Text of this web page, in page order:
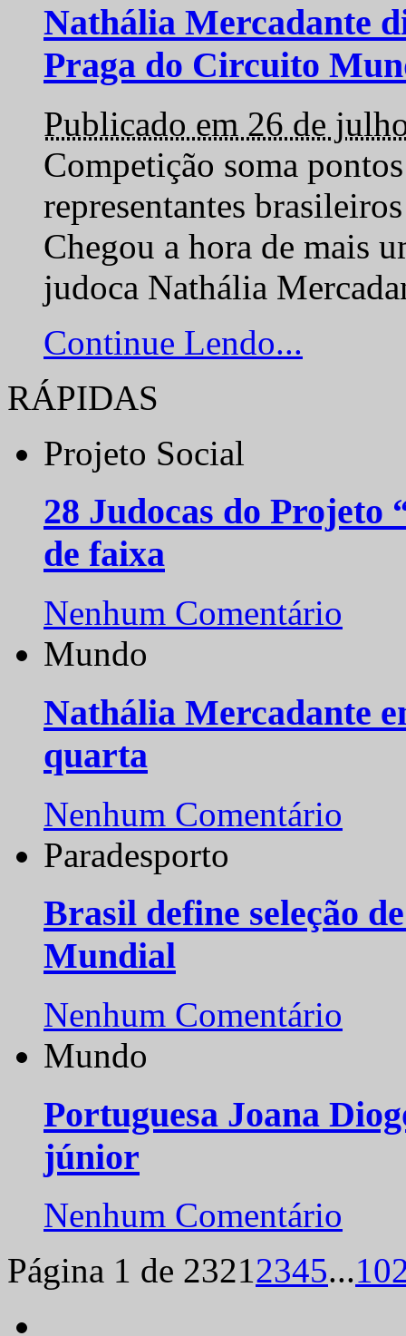
Nathália Mercadante
Praga do Circuito
Publicado em 26 de
Competição soma
representantes
Chegou a hora de mais
judoca Nathália
Continue Lendo...
RÁPIDAS
Projeto Social
28 Judocas do
de faixa
Nenhum Comentário
Mundo
Nathália Mercadante
quarta
Nenhum Comentário
Paradesporto
Brasil define seleção
Mundial
Nenhum Comentário
Mundo
Portuguesa Joana
júnior
Nenhum Comentário
Página 1 de 23212345...10